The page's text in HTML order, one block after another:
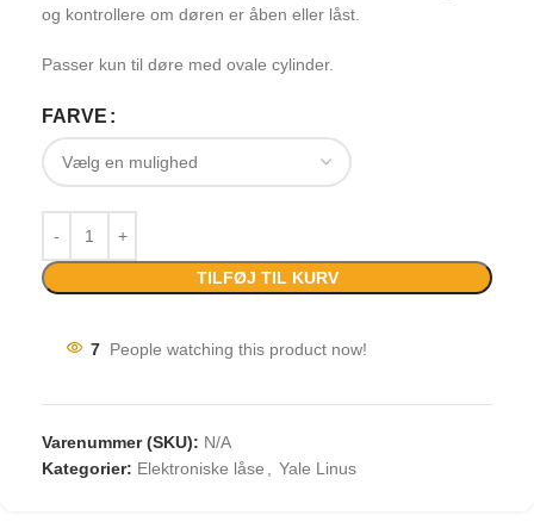
og kontrollere om døren er åben eller låst.
Passer kun til døre med ovale cylinder.
FARVE
TILFØJ TIL KURV
7 People watching this product now!
Varenummer (SKU): N/A
Kategorier: Elektroniske låse , Yale Linus